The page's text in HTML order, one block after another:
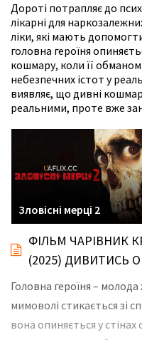
Дороті потрапляє до
лікарні для
ліки, які мають
головна героїня
кошмару, коли її
небезпечних істот у
виявляє, що дивні
реальними, проте вже
Зловісні мерці 2
ФІЛЬМ ЧАРІВНИК
(2025) ДИВИТИСЬ
Головна героїня –
мимоволі стикається зі
вона опиняється у